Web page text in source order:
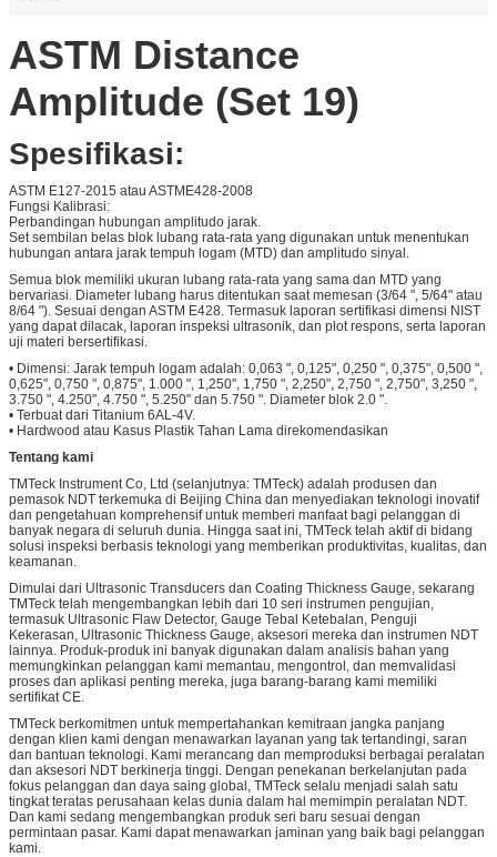
ASTM Distance
Amplitude (Set 19)
Spesifikasi:
ASTM E127-2015 atau ASTME428-2008
Fungsi Kalibrasi:
Perbandingan hubungan amplitudo jarak.
Set sembilan belas blok lubang rata-rata yang digunakan untuk menentukan
hubungan antara jarak tempuh logam (MTD) dan amplitudo sinyal.
Semua blok memiliki ukuran lubang rata-rata yang sama dan MTD yang
bervariasi. Diameter lubang harus ditentukan saat memesan (3/64 ", 5/64" atau
8/64 "). Sesuai dengan ASTM E428. Termasuk laporan sertifikasi dimensi NIST
yang dapat dilacak, laporan inspeksi ultrasonik, dan plot respons, serta laporan
uji materi bersertifikasi.
• Dimensi: Jarak tempuh logam adalah: 0,063 ", 0,125", 0,250 ", 0,375", 0,500 ",
0,625", 0,750 ", 0,875", 1.000 ", 1,250", 1,750 ", 2,250", 2,750 ", 2,750", 3,250 ",
3.750 ", 4.250", 4.750 ", 5.250" dan 5.750 ". Diameter blok 2.0 ".
• Terbuat dari Titanium 6AL-4V.
• Hardwood atau Kasus Plastik Tahan Lama direkomendasikan
Tentang kami
TMTeck Instrument Co, Ltd (selanjutnya: TMTeck) adalah produsen dan
pemasok NDT terkemuka di Beijing China dan menyediakan teknologi inovatif
dan pengetahuan komprehensif untuk memberi manfaat bagi pelanggan di
banyak negara di seluruh dunia. Hingga saat ini, TMTeck telah aktif di bidang
solusi inspeksi berbasis teknologi yang memberikan produktivitas, kualitas, dan
keamanan.
Dimulai dari Ultrasonic Transducers dan Coating Thickness Gauge, sekarang
TMTeck telah mengembangkan lebih dari 10 seri instrumen pengujian,
termasuk Ultrasonic Flaw Detector, Gauge Tebal Ketebalan, Penguji
Kekerasan, Ultrasonic Thickness Gauge, aksesori mereka dan instrumen NDT
lainnya. Produk-produk ini banyak digunakan dalam analisis bahan yang
memungkinkan pelanggan kami memantau, mengontrol, dan memvalidasi
proses dan aplikasi penting mereka, juga barang-barang kami memiliki
sertifikat CE.
TMTeck berkomitmen untuk mempertahankan kemitraan jangka panjang
dengan klien kami dengan menawarkan layanan yang tak tertandingi, saran
dan bantuan teknologi. Kami merancang dan memproduksi berbagai peralatan
dan aksesori NDT berkinerja tinggi. Dengan penekanan berkelanjutan pada
fokus pelanggan dan daya saing global, TMTeck selalu menjadi salah satu
tingkat teratas perusahaan kelas dunia dalam hal memimpin peralatan NDT.
Dan kami sedang mengembangkan produk seri baru sesuai dengan
permintaan pasar. Kami dapat menawarkan jaminan yang baik bagi pelanggan
kami.